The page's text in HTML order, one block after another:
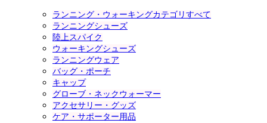
ランニング・ウォーキングカテゴリすべて
ランニングシューズ
陸上スパイク
ウォーキングシューズ
ランニングウェア
バッグ・ポーチ
キャップ
グローブ・ネックウォーマー
アクセサリー・グッズ
ケア・サポーター用品